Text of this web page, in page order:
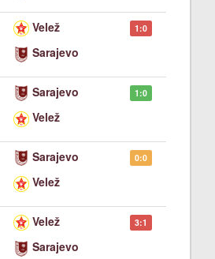
Velež
Sarajevo
1:0
Sarajevo
Velež
1:0
Sarajevo
Velež
0:0
Velež
Sarajevo
3:1